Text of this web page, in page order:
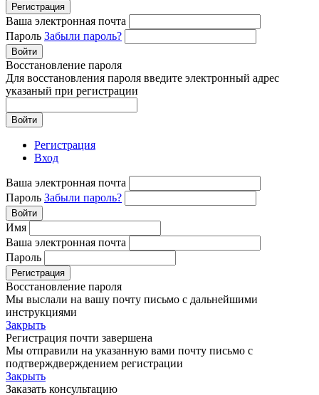
Регистрация
Ваша электронная почта
Пароль Забыли пароль?
Войти
Восстановление пароля
Для восстановления пароля введите электронный адрес
указаный при регистрации
Войти
Регистрация
Вход
Ваша электронная почта
Пароль Забыли пароль?
Войти
Имя
Ваша электронная почта
Пароль
Регистрация
Восстановление пароля
Мы выслали на вашу почту письмо с дальнейшими
инструкциями
Закрыть
Регистрация почти завершена
Мы отправили на указанную вами почту письмо с
подтверждверждением регистрации
Закрыть
Заказать консультацию